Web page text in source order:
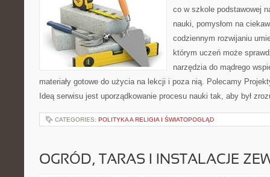
co w szkole podstawowej
nauki, pomysłom na
codziennym rozwijaniu
którym uczeń może
narzędzia do mądrego
materiały gotowe do użycia na lekcji i poza nią. Polecamy
Ideą serwisu jest uporządkowanie procesu nauki tak, aby był
CATEGORIES: POLITYKA A RELIGIA I ŚWIATOPOGLĄD
OGRÓD, TARAS I INSTALACJE